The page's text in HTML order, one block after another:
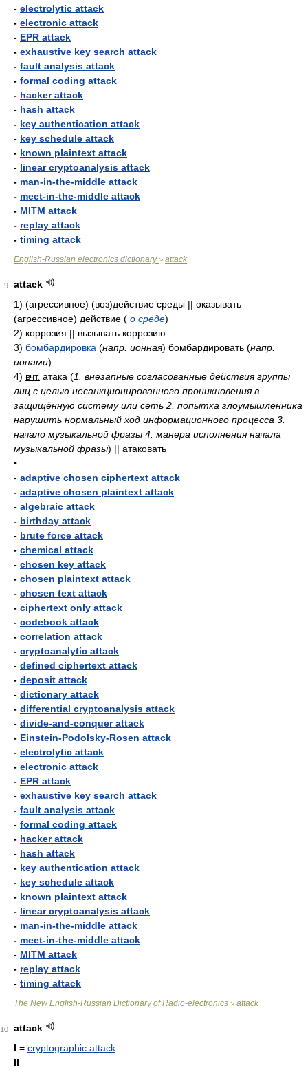
- electrolytic attack
- electronic attack
- EPR attack
- exhaustive key search attack
- fault analysis attack
- formal coding attack
- hacker attack
- hash attack
- key authentication attack
- key schedule attack
- known plaintext attack
- linear cryptoanalysis attack
- man-in-the-middle attack
- meet-in-the-middle attack
- MITM attack
- replay attack
- timing attack
English-Russian electronics dictionary> attack
9
attack
1) (агрессивное) (воз)действие среды || оказывать
(агрессивное) действие ( о среде)
2) коррозия || вызывать коррозию
3) бомбардировка (напр. ионная) бомбардировать (напр.
ионами)
4) вчт. атака (1. внезапные согласованные действия группы
лиц с целью несанкционированного проникновения в
защищённую систему или сеть 2. попытка злоумышленника
нарушить нормальный ход информационного процесса 3.
начало музыкальной фразы 4. манера исполнения начала
музыкальной фразы) || атаковать
•
- adaptive chosen ciphertext attack
- adaptive chosen plaintext attack
- algebraic attack
- birthday attack
- brute force attack
- chemical attack
- chosen key attack
- chosen plaintext attack
- chosen text attack
- ciphertext only attack
- codebook attack
- correlation attack
- cryptoanalytic attack
- defined ciphertext attack
- deposit attack
- dictionary attack
- differential cryptoanalysis attack
- divide-and-conquer attack
- Einstein-Podolsky-Rosen attack
- electrolytic attack
- electronic attack
- EPR attack
- exhaustive key search attack
- fault analysis attack
- formal coding attack
- hacker attack
- hash attack
- key authentication attack
- key schedule attack
- known plaintext attack
- linear cryptoanalysis attack
- man-in-the-middle attack
- meet-in-the-middle attack
- MITM attack
- replay attack
- timing attack
The New English-Russian Dictionary of Radio-electronics > attack
10
attack
I = cryptographic attack
II